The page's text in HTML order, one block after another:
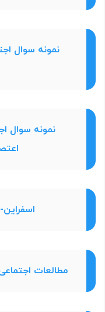
نمونه سوال
نمونه سوال
اسفراین-
مطالعات